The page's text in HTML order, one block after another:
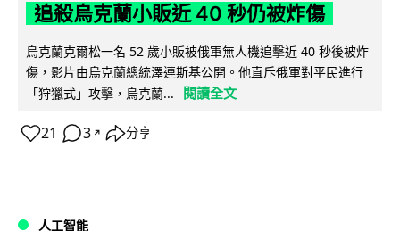
追殺烏克蘭小販近 40 秒仍被炸傷
烏克蘭克爾松一名 52 歲小販被俄軍無人機追擊近 40 秒後被炸
傷，影片由烏克蘭總統澤連斯基公開。他直斥俄軍對平民進行
「狩獵式」攻擊，烏克蘭...
閱讀全文
21 3 ↗ 分享
人工智能